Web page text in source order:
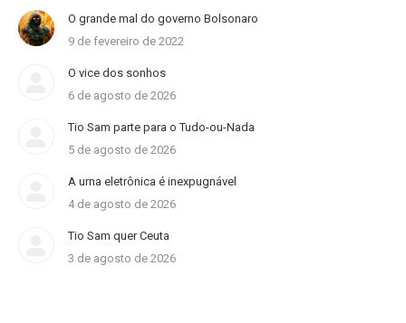
O grande mal do governo Bolsonaro
9 de fevereiro de 2022
O vice dos sonhos
6 de agosto de 2026
Tio Sam parte para o Tudo-ou-Nada
5 de agosto de 2026
A urna eletrônica é inexpugnável
4 de agosto de 2026
Tio Sam quer Ceuta
3 de agosto de 2026